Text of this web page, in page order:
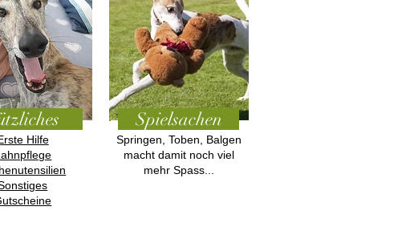
Hilfe
Springen, Toben, Balgen
macht damit noch viel
mehr Spass...
Spielsachen